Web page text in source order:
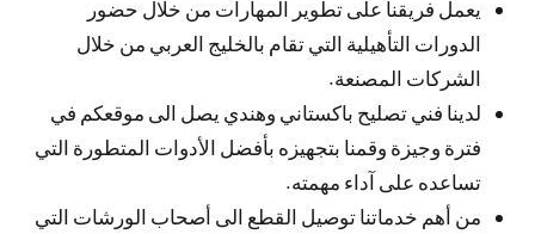
يعمل فريقنا على تطوير المهارات من خلال حضور
الدورات التأهيلية التي تقام بالخليج العربي من خلال
الشركات المصنعة.
لدينا فني تصليح باكستاني وهندي يصل الى موقعكم في
فترة وجيزة وقمنا بتجهيزه بأفضل الأدوات المتطورة التي
تساعده على آداء مهمته.
من أهم خدماتنا توصيل القطع الى أصحاب الورشات التي